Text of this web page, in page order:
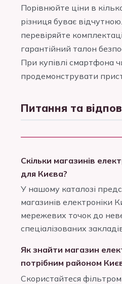
Порівнюйте ціни в
різниця буває
перевіряйте
гарантійний талон
При купівлі смартфона
продемонструвати
Питання та
Скільки магазинів
для Києва?
У нашому каталозі
магазинів електроніки
мережевих точок до
спеціалізованих
Як знайти магазин
потрібним районом
Скористайтеся